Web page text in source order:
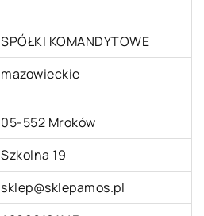
SPÓŁKI KOMANDYTOWE
mazowieckie
05-552 Mroków
Szkolna 19
sklep@sklepamos.pl